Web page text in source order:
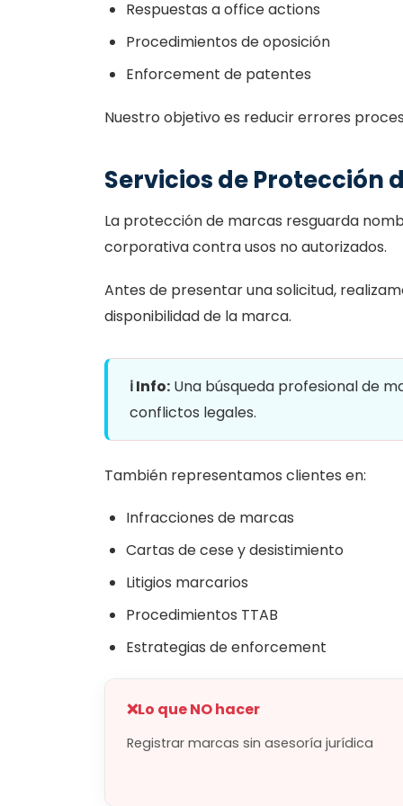
Respuestas a office actions
Procedimientos de oposición
Enforcement de patentes
Nuestro objetivo es reducir errores
Servicios de Protección
La protección de marcas resguarda
corporativa contra usos no autorizados.
Antes de presentar una solicitud,
disponibilidad de la marca.
ℹ️ Info: Una búsqueda profesional de
conflictos legales.
También representamos clientes en:
Infracciones de marcas
Cartas de cese y desistimiento
Litigios marcarios
Procedimientos TTAB
Estrategias de enforcement
❌Lo que NO hacer
Registrar marcas sin asesoría jurídica